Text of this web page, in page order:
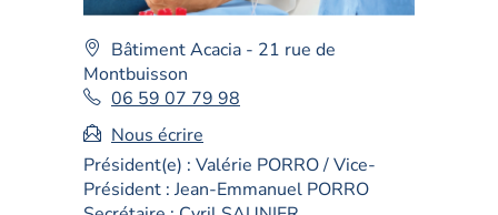
Adresse
:
Bâtiment Acacia - 21 rue de
Montbuisson
Téléphone
fixe
:
06 59 07 79 98
Nous écrire
Président(e) : Valérie PORRO / Vice-
Président : Jean-Emmanuel PORRO